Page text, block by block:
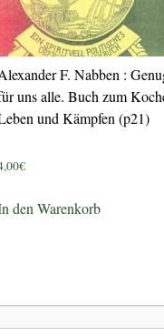
F. Nabben :
uns alle. Buch zum
und Kämpfen (p21)
€
den Warenkorb